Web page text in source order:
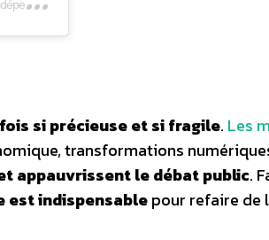
si précieuse et si fragile. Les
transformations
appauvrissent le débat public.
indispensablepour refaire de